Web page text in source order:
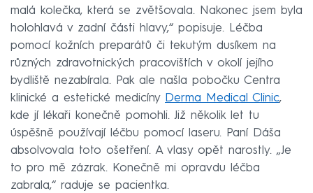
malá kolečka, která se zvětšovala. Nakonec jsem byla
holohlavá v zadní části hlavy,“ popisuje. Léčba
pomocí kožních preparátů či tekutým dusíkem na
různých zdravotnických pracovištích v okolí jejího
bydliště nezabírala. Pak ale našla pobočku Centra
klinické a estetické medicíny Derma Medical Clinic,
kde jí lékaři konečně pomohli. Již několik let tu
úspěšně používají léčbu pomocí laseru. Paní Dáša
absolvovala toto ošetření. A vlasy opět narostly. „Je
to pro mě zázrak. Konečně mi opravdu léčba
zabrala,“ raduje se pacientka.